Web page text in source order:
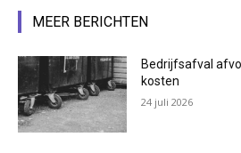
MEER BERICHTEN
Bedrijfsafval
kosten
24 juli 2026